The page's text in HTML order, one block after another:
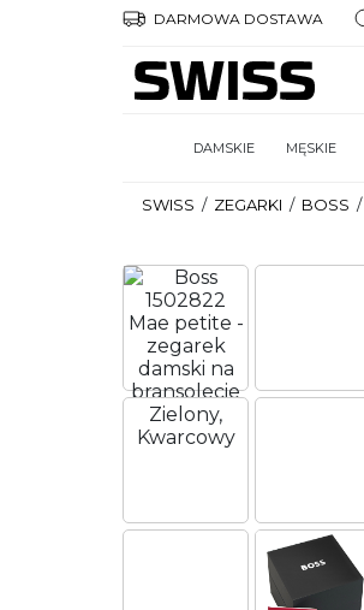
DARMOWA DOSTAWA
DAMSKIE MĘSKIE
SWISS / ZEGARKI / BOSS /